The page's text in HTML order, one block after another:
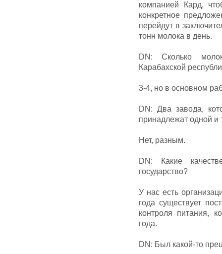
компанией Кард,
конкретное
перейдут в
тонн молока в день.
DN: Сколько
Карабахской
3-4, но в основном
DN: Два завода,
принадлежат одной и
Нет, разным.
DN: Какие
государство?
У нас есть
года существует
контроля питания,
года.
DN: Был какой-то